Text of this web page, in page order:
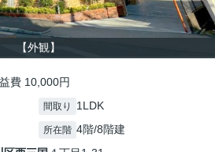
【外観】
費 10,000円
間取り 1LDK
所在階 4階/8階建